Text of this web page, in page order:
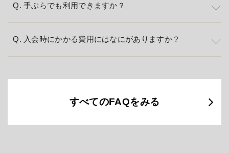
手ぶらでも利用できますか？
入会時にかかる費用にはなにがありますか？
すべてのFAQをみる